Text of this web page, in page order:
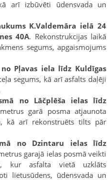
arī izbūvēti ūdensvada un
K.Valdemāra ielā 24
40A. Rekonstrukcijas laikā
segums, apgaismojums
Pļavas iela līdz Kuldīgas
segums, kā arī asfalts daļēji
no Lāčplēša ielas līdz
garā posma atjaunota
kā arī rekonstruēts tilts pār
no Dzintaru ielas līdz
garajā ielas posmā veikti
kur asfalta vietā uzklāts
lietusūdens, ūdensvada un